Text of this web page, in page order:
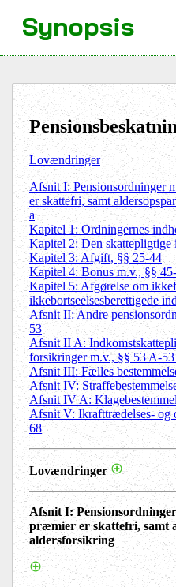
Lovændringer
Afsnit I: Pensionsordninger
er skattefri, samt
a
Kapitel 1: Ordningernes
Kapitel 2: Den skattepligtige
Kapitel 3: Afgift, §§ 25-44
Kapitel 4: Bonus m.v., §§
Kapitel 5: Afgørelse om
ikkebortseelsesberettigede
Afsnit II: Andre
53
Afsnit II A:
forsikringer m.v., §§ 53 A-
Afsnit III: Fælles
Afsnit IV:
Afsnit IV A:
Afsnit V: Ikrafttrædelses- og
68
Lovændringer
Afsnit I:
præmier er skattefri, samt
aldersforsikring
Synopsis